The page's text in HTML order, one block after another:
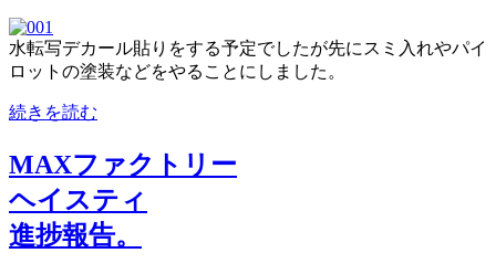
水転写デカール貼りをする予定でしたが先にスミ入れやパイ
ロットの塗装などをやることにしました。
続きを読む
MAXファクトリー
ヘイスティ
進捗報告。